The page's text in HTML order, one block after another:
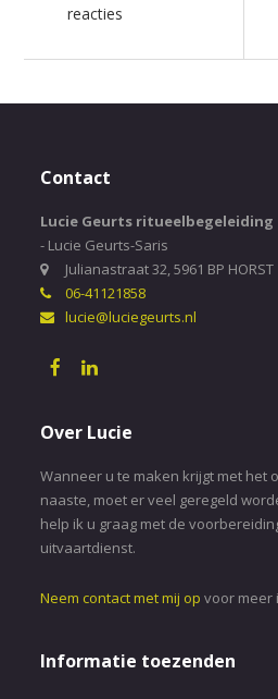
reacties
Contact
Lucie Geurts ritueelbegeleiding
- Lucie Geurts-Saris
Julianastraat 32, 5961 BP HORST
06-41121858
lucie@luciegeurts.nl
Over Lucie
Wanneer u te maken krijgt met het
naaste, moet er veel geregeld
help ik u graag met de
uitvaartdienst.
Neem contact met mij op voor meer
Informatie toezenden